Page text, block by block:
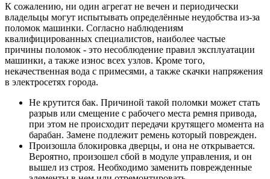
К сожалению, ни один агрегат не вечен и периодически
владельцы могут испытывать определённые неудобства из-за
поломок машинки. Согласно наблюдениям
квалифицированных специалистов, наиболее частые
причины поломок - это несоблюдение правил эксплуатации
машинки, а также износ всех узлов. Кроме того,
некачественная вода с примесями, а также скачки напряжения
в электросетях города.
Не крутится бак. Причиной такой поломки может стать
разрыв или смещение с рабочего места ремня привода,
при этом не происходит передачи крутящего момента на
барабан. Замене подлежит ремень который поврежден.
Произошла блокировка дверцы, и она не открывается.
Вероятно, произошел сбой в модуле управления, и он
вышел из строя. Необходимо заменить поврежденные